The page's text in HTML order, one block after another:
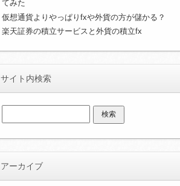
てみた
仮想通貨よりやっぱりfxや外貨の方が儲かる？
楽天証券の積立サービスと外貨の積立fx
サイト内検索
索:
アーカイブ